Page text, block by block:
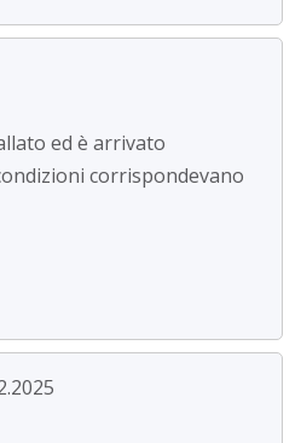
ed è arrivato
corrispondevano